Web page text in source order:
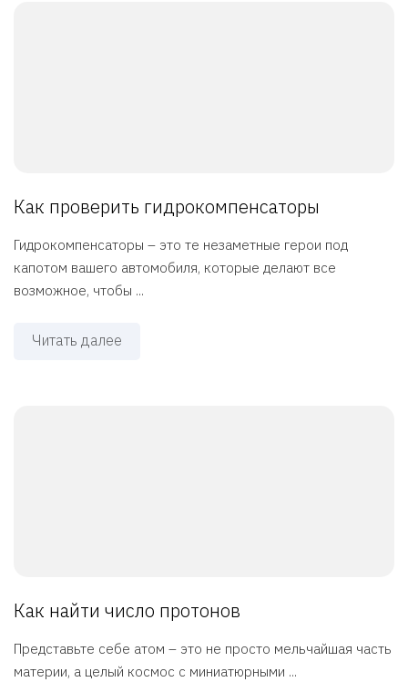
Как проверить гидрокомпенсаторы
Гидрокомпенсаторы – это те незаметные герои под
капотом вашего автомобиля, которые делают все
возможное, чтобы ...
Читать далее
Как найти число протонов
Представьте себе атом – это не просто мельчайшая часть
материи, а целый космос с миниатюрными ...